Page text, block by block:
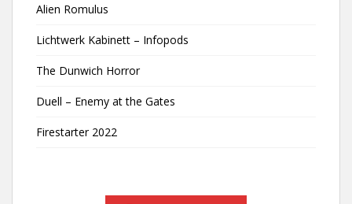
Alien Romulus
Lichtwerk Kabinett – Infopods
The Dunwich Horror
Duell – Enemy at the Gates
Firestarter 2022